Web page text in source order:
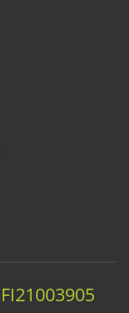
FI21003905